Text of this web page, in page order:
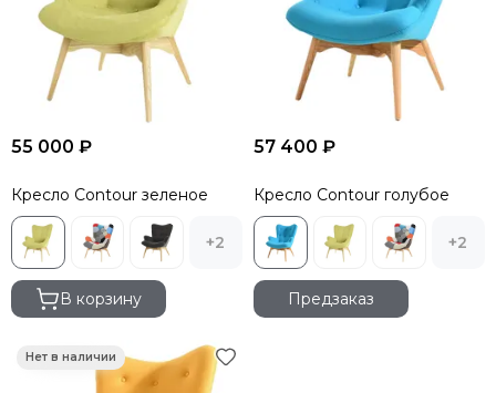
55 000 ₽
Кресло Contour зеленое
+2
В корзину
57 400 ₽
Кресло Contour голубое
+2
Предзаказ